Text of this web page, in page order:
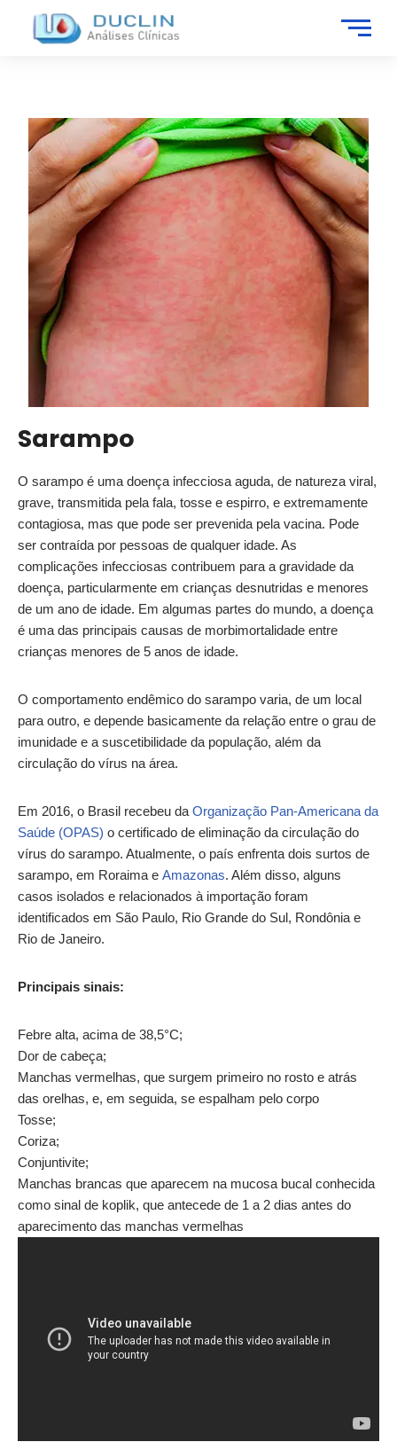
Sarampo
O sarampo é uma doença infecciosa aguda, de natureza viral,
grave, transmitida pela fala, tosse e espirro, e extremamente
contagiosa, mas que pode ser prevenida pela vacina. Pode
ser contraída por pessoas de qualquer idade. As
complicações infecciosas contribuem para a gravidade da
doença, particularmente em crianças desnutridas e menores
de um ano de idade. Em algumas partes do mundo, a doença
é uma das principais causas de morbimortalidade entre
crianças menores de 5 anos de idade.
O comportamento endêmico do sarampo varia, de um local
para outro, e depende basicamente da relação entre o grau de
imunidade e a suscetibilidade da população, além da
circulação do vírus na área.
Em 2016, o Brasil recebeu da Organização Pan-Americana da
Saúde (OPAS) o certificado de eliminação da circulação do
vírus do sarampo. Atualmente, o país enfrenta dois surtos de
sarampo, em Roraima e Amazonas. Além disso, alguns
casos isolados e relacionados à importação foram
identificados em São Paulo, Rio Grande do Sul, Rondônia e
Rio de Janeiro.
Principais sinais:
Febre alta, acima de 38,5°C;
Dor de cabeça;
Manchas vermelhas, que surgem primeiro no rosto e atrás
das orelhas, e, em seguida, se espalham pelo corpo
Tosse;
Coriza;
Conjuntivite;
Manchas brancas que aparecem na mucosa bucal conhecida
como sinal de koplik, que antecede de 1 a 2 dias antes do
aparecimento das manchas vermelhas